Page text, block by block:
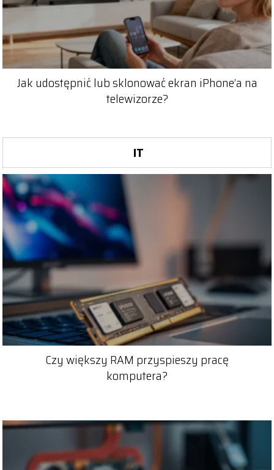
Jak udostępnić lub sklonować ekran iPhone’a na
telewizorze?
IT
Czy większy RAM przyspieszy pracę
komputera?